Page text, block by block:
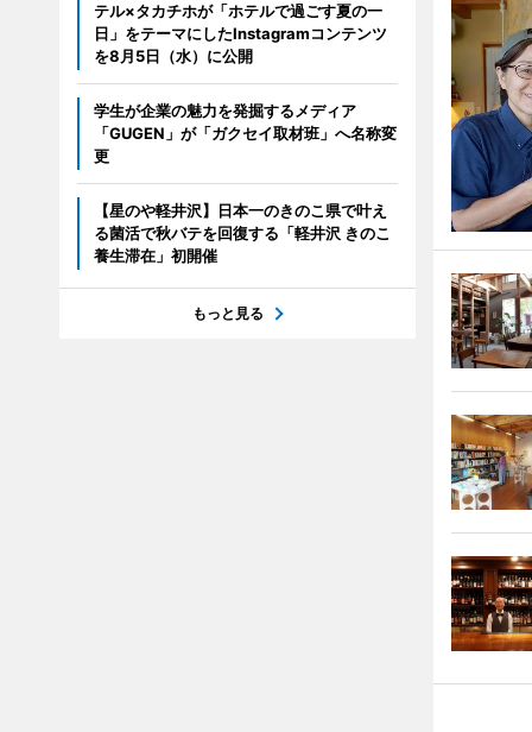
テル×タカチホが「ホテルで過ごす夏の一
日」をテーマにしたInstagramコンテンツ
を8月5日（水）に公開
学生が企業の魅力を発掘するメディア
「GUGEN」が「ガクセイ取材班」へ名称変
更
【星のや軽井沢】日本一のきのこ県で叶え
る菌活で秋バテを回復する「軽井沢 きのこ
養生滞在」初開催
もっと見る